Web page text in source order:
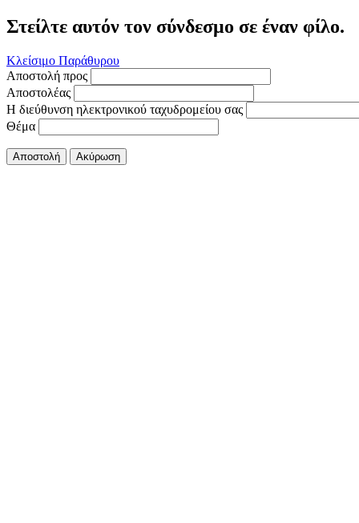
Στείλτε αυτόν τον σύνδεσμο σε έναν φίλο.
Κλείσιμο Παράθυρου
Αποστολή προς
Αποστολέας
Η διεύθυνση ηλεκτρονικού ταχυδρομείου σας
Θέμα
Αποστολή Ακύρωση